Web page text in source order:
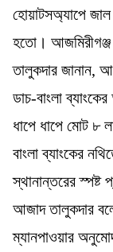
হোয়াটসঅ্যাপে
হতো। আজমিরীগঞ্জ
তালুকদার জানান,
ডাচ-বাংলা
ধাপে ধাপে মোট ৮
বাংলা ব্যাংকের
স্থানান্তরের স্পষ্ট
আজাদ তালুকদার
ম্যানপাওয়ার